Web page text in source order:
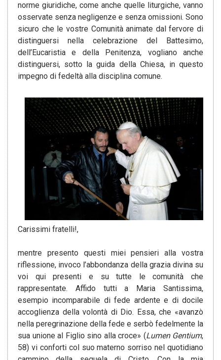
norme giuridiche, come anche quelle liturgiche, vanno
osservate senza negligenze e senza omissioni. Sono
sicuro che le vostre Comunità animate dal fervore di
distinguersi nella celebrazione del Battesimo,
dell’Eucaristia e della Penitenza, vogliano anche
distinguersi, sotto la guida della Chiesa, in questo
impegno di fedeltà alla disciplina comune.
Carissimi fratelli!,
mentre presento questi miei pensieri alla vostra
riflessione, invoco l’abbondanza della grazia divina su
voi qui presenti e su tutte le comunità che
rappresentate. Affido tutti a Maria Santissima,
esempio incomparabile di fede ardente e di docile
accoglienza della volontà di Dio. Essa, che «avanzò
nella peregrinazione della fede e serbò fedelmente la
sua unione al Figlio sino alla croce» (Lumen Gentium,
58) vi conforti col suo materno sorriso nel quotidiano